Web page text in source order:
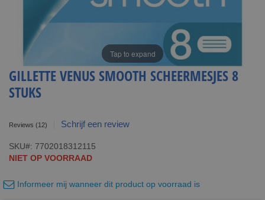
Tap to expand
GILLETTE VENUS SMOOTH SCHEERMESJES 8
STUKS
Reviews (12) Schrijf een review
SKU
7702018312115
NIET OP VOORRAAD
Informeer mij wanneer dit product op voorraad is